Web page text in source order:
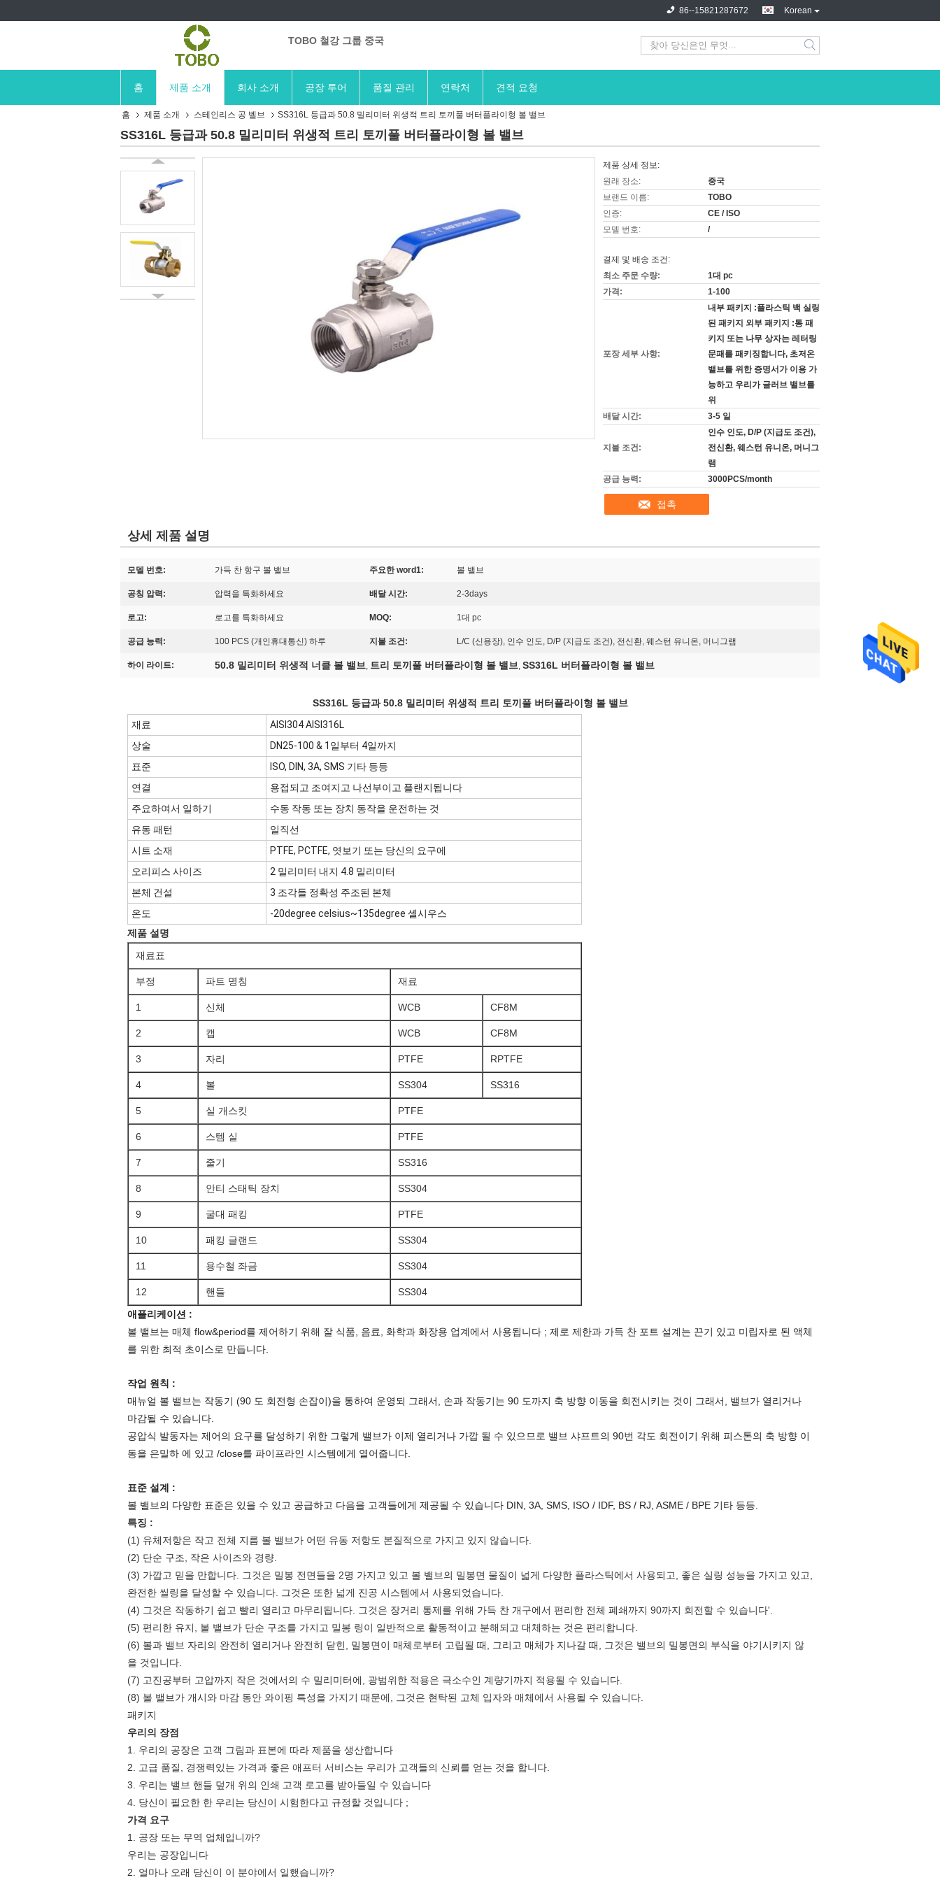
Korean
86--15821287672
TOBO 철강 그룹 중국
홈 제품 소개 회사 소개 공장 투어 품질 관리 연락처 견적 요청
홈 제품 소개 스테인리스 공 벨브 SS316L 등급과 50.8 밀리미터 위생적 트리 토끼풀 버터플라이형 볼 밸브
SS316L 등급과 50.8 밀리미터 위생적 트리 토끼풀 버터플라이형 볼 밸브
제품 상세 정보:
원래 장소:
중국
브랜드 이름:
TOBO
인증:
CE / ISO
모델 번호:
/
결제 및 배송 조건:
최소 주문 수량:
1대 pc
가격:
1-100
포장 세부 사항:
내부 패키지 :플라스틱 백 실링
된 패키지 외부 패키지 :통 패
키지 또는 나무 상자는 레터링
문패를 패키징합니다, 초저온
밸브를 위한 증명서가 이용 가
능하고 우리가 글러브 밸브를
위
배달 시간:
3-5 일
지불 조건:
인수 인도, D/P (지급도 조건),
전신환, 웨스턴 유니온, 머니그
램
공급 능력:
3000PCS/month
접촉
상세 제품 설명
모델 번호: 가득 찬 항구 볼 밸브 주요한 word1: 볼 밸브
공칭 압력: 압력을 특화하세요 배달 시간: 2-3days
로고: 로고를 특화하세요 MOQ: 1대 pc
공급 능력: 100 PCS (개인휴대통신) 하루 지불 조건: L/C (신용장), 인수 인도, D/P (지급도 조건), 전신환, 웨스턴 유니온, 머니그램
하이 라이트: 50.8 밀리미터 위생적 너클 볼 밸브, 트리 토끼풀 버터플라이형 볼 밸브, SS316L 버터플라이형 볼 밸브
SS316L 등급과 50.8 밀리미터 위생적 트리 토끼풀 버터플라이형 볼 밸브
재료
AISI304 AISI316L
상술
DN25-100 & 1일부터 4일까지
표준
ISO, DIN, 3A, SMS 기타 등등
연결
용접되고 조여지고 나선부이고 플랜지됩니다
주요하여서 일하기
수동 작동 또는 장치 동작을 운전하는 것
유동 패턴
일직선
시트 소재
PTFE, PCTFE, 엿보기 또는 당신의 요구에
오리피스 사이즈
2 밀리미터 내지 4.8 밀리미터
본체 건설
3 조각들 정확성 주조된 본체
온도
-20degree celsius~135degree 셀시우스
제품 설명
재료표
부정 파트 명칭 재료
1 신체 WCB CF8M
2 캡 WCB CF8M
3 자리 PTFE RPTFE
4 볼 SS304 SS316
5 실 개스킷 PTFE
6 스템 실 PTFE
7 줄기 SS316
8 안티 스태틱 장치 SS304
9 굴대 패킹 PTFE
10 패킹 글랜드 SS304
11 용수철 좌금 SS304
12 핸들
SS304
애플리케이션 :
볼 밸브는 매체 flow&period를 제어하기 위해 잘 식품, 음료, 화학과 화장용 업계에서 사용됩니다 ; 제로 제한과 가득 찬 포트 설계는 끈기 있고 미립자로 된 액체
를 위한 최적 초이스로 만듭니다.
작업 원칙 :
매뉴얼 볼 밸브는 작동기 (90 도 회전형 손잡이)을 통하여 운영되 그래서, 손과 작동기는 90 도까지 축 방향 이동을 회전시키는 것이 그래서, 밸브가 열리거나
마감될 수 있습니다.
공압식 발동자는 제어의 요구를 달성하기 위한 그렇게 밸브가 이제 열리거나 가깝 될 수 있으므로 밸브 샤프트의 90번 각도 회전이기 위해 피스톤의 축 방향 이
동을 은밀하 에 있고 /close를 파이프라인 시스템에게 열어줍니다.
표준 설계 :
볼 밸브의 다양한 표준은 있을 수 있고 공급하고 다음을 고객들에게 제공될 수 있습니다 DIN, 3A, SMS, ISO / IDF, BS / RJ, ASME / BPE 기타 등등.
특징 :
(1) 유체저항은 작고 전체 지름 볼 밸브가 어떤 유동 저항도 본질적으로 가지고 있지 않습니다.
(2) 단순 구조, 작은 사이즈와 경량.
(3) 가깝고 믿을 만합니다. 그것은 밀봉 전면들을 2명 가지고 있고 볼 밸브의 밀봉면 물질이 넓게 다양한 플라스틱에서 사용되고, 좋은 실링 성능을 가지고 있고,
완전한 씰링을 달성할 수 있습니다. 그것은 또한 넓게 진공 시스템에서 사용되었습니다.
(4) 그것은 작동하기 쉽고 빨리 열리고 마무리됩니다. 그것은 장거리 통제를 위해 가득 찬 개구에서 편리한 전체 폐쇄까지 90까지 회전할 수 있습니다'.
(5) 편리한 유지, 볼 밸브가 단순 구조를 가지고 밀봉 링이 일반적으로 활동적이고 분해되고 대체하는 것은 편리합니다.
(6) 볼과 밸브 자리의 완전히 열리거나 완전히 닫힌, 밀봉면이 매체로부터 고립될 때, 그리고 매체가 지나갈 때, 그것은 밸브의 밀봉면의 부식을 야기시키지 않
을 것입니다.
(7) 고진공부터 고압까지 작은 것에서의 수 밀리미터에, 광범위한 적용은 극소수인 계량기까지 적용될 수 있습니다.
(8) 볼 밸브가 개시와 마감 동안 와이핑 특성을 가지기 때문에, 그것은 현탁된 고체 입자와 매체에서 사용될 수 있습니다.
패키지
우리의 장점
1. 우리의 공장은 고객 그림과 표본에 따라 제품을 생산합니다
2. 고급 품질, 경쟁력있는 가격과 좋은 애프터 서비스는 우리가 고객들의 신뢰를 얻는 것을 합니다.
3. 우리는 밸브 핸들 덮개 위의 인쇄 고객 로고를 받아들일 수 있습니다
4. 당신이 필요한 한 우리는 당신이 시험한다고 규정할 것입니다 ;
가격 요구
1. 공장 또는 무역 업체입니까?
우리는 공장입니다
2. 얼마나 오래 당신이 이 분야에서 일했습니까?